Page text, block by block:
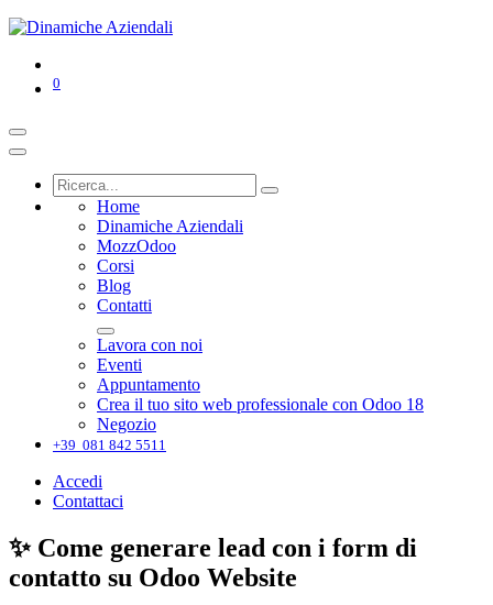
0
Home
Dinamiche Aziendali
MozzOdoo
Corsi
Blog
Contatti
Lavora con noi
Eventi
Appuntamento
Crea il tuo sito web professionale con Odoo 18
Negozio
+39 081 842 5511
Accedi
Contattaci
✨ Come generare lead con i form di
contatto su Odoo Website